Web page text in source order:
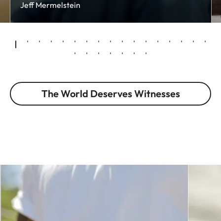
Jeff Mermelstein
The World Deserves Witnesses